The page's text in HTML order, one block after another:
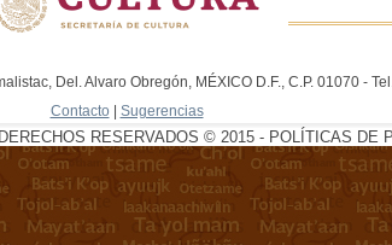
Del. Alvaro Obregón, MÉXICO D.F., C.P. 01070 -
Contacto | Sugerencias
RESERVADOS © 2015 - POLÍTICAS DE